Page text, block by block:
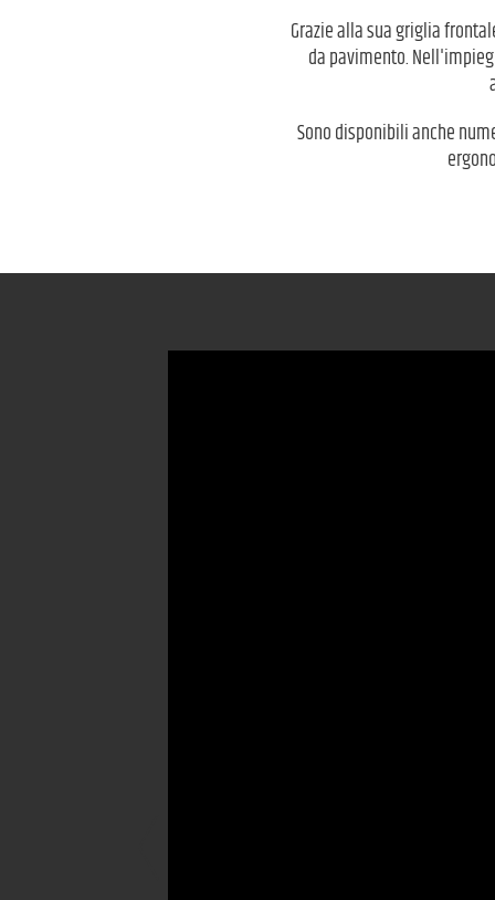
Grazie alla sua griglia
da pavimento.
Sono disponibili anche